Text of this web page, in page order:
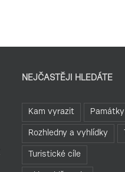
NEJČASTĚJI HLEDÁTE
Kam vyrazit Památky
Rozhledny a vyhlídky
Turistické cíle